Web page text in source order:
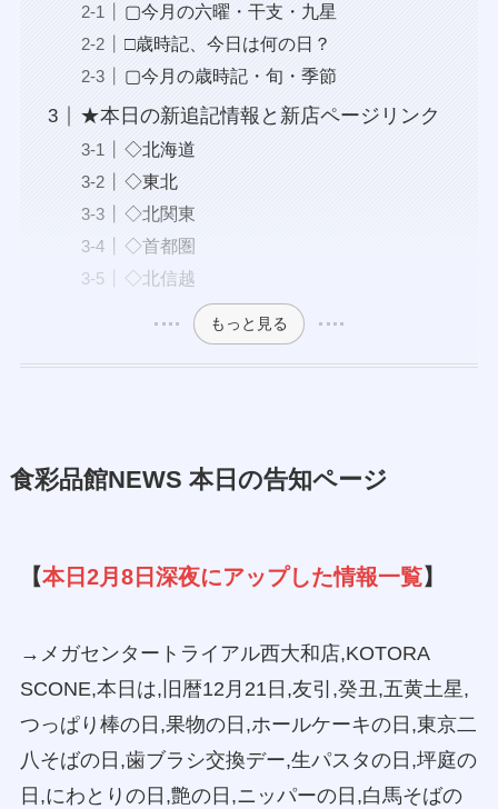
▢今月の六曜・干支・九星
□歳時記、今日は何の日？
▢今月の歳時記・旬・季節
★本日の新追記情報と新店ページリンク
◇北海道
◇東北
◇北関東
◇首都圏
◇北信越
もっと見る
食彩品館NEWS 本日の告知ページ
【本日2月8日深夜にアップした情報一覧】
→メガセンタートライアル西大和店,KOTORA
SCONE,本日は,旧暦12月21日,友引,癸丑,五黄土星,
つっぱり棒の日,果物の日,ホールケーキの日,東京二
八そばの日,歯ブラシ交換デー,生パスタの日,坪庭の
日,にわとりの日,艶の日,ニッパーの日,白馬そばの